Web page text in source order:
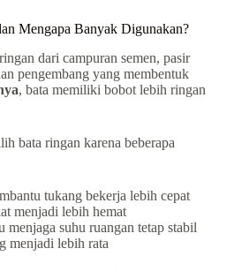
Mengapa Banyak Digunakan?
dari campuran semen, pasir
pengembang yang membentuk
, bata memiliki bobot lebih ringan
bata ringan karena beberapa
tukang bekerja lebih cepat
menjadi lebih hemat
menjaga suhu ruangan tetap stabil
menjadi lebih rata